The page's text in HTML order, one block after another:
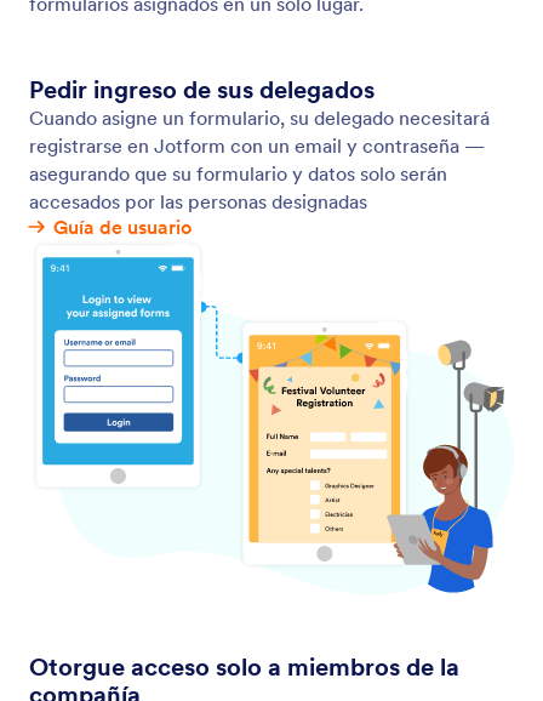
Integraciones CRM
Ahorre tiempo en convertir e ingresar manualmente
sus contactos y clientes potenciales. ¡Cree un
formulario de contactos que sincronice al instante
nuevos contactos a las bases de datos CRM como
HubSpot, Salesforce, y más!
otros y encuentre exactamente lo que busca con